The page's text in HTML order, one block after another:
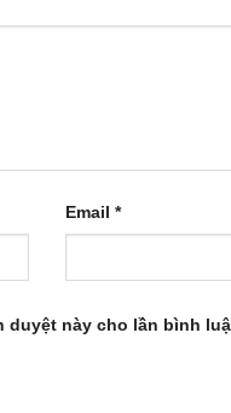
Email *
này cho lần bình